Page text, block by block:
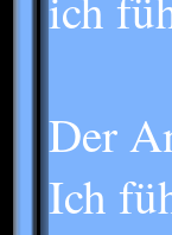
Der
Ich